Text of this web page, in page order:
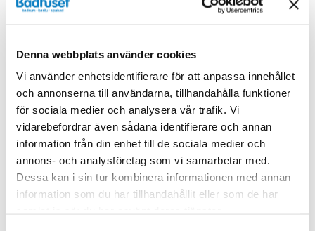
Denna webbplats använder cookies
Vi använder enhetsidentifierare för att anpassa innehållet
och annonserna till användarna, tillhandahålla funktioner
för sociala medier och analysera vår trafik. Vi
vidarebefordrar även sådana identifierare och annan
information från din enhet till de sociala medier och
annons- och analysföretag som vi samarbetar med.
Dessa kan i sin tur kombinera informationen med annan
information som du har tillhandahållit eller som de har
Liknande produkter
Kampanj Kampanj